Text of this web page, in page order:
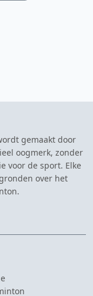
gemaakt door
oogmerk, zonder
voor de sport. Elke
over het